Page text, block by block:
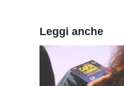
Leggi anche